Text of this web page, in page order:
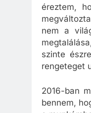
éreztem,
nem a
szinte
rengeteget
2016-ban
bennem,